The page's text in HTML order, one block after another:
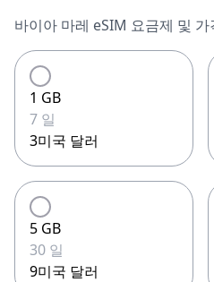
바이아 마레 eSIM 요금제 및 가
1 GB
7 일
3미국 달러
5 GB
30 일
9미국 달러